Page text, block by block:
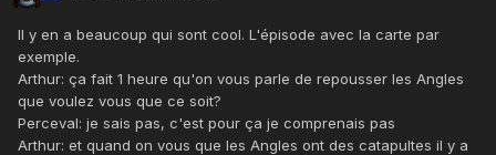
Il y en a beaucoup qui sont cool. L'épisode avec la carte par
exemple.
Arthur: ça fait 1 heure qu'on vous parle de repousser les Angles
que voulez vous que ce soit?
Perceval: je sais pas, c'est pour ça je comprenais pas
Arthur: et quand on vous que les Angles ont des catapultes il y a